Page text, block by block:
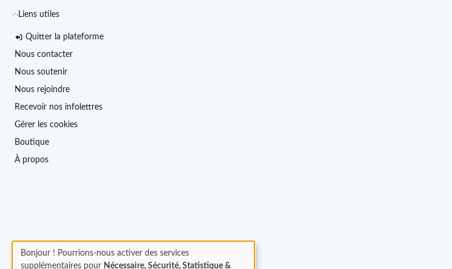
Liens utiles
Quitter la plateforme
Nous contacter
Nous soutenir
Nous rejoindre
Recevoir nos infolettres
Gérer les cookies
Boutique
À propos
Bonjour ! Pourrions-nous activer des services
supplémentaires pour Nécessaire, Sécurité, Statistique &